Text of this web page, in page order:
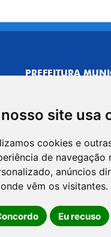
site usa
cookies e
de
anúncios
vêm os visitantes.
Eu recuso
PREFEITURA
CENTRO
R. Joaquim das
Telefone: 4164-5500
GABINETE DO
R. Joaquim das
CEP: 06310-030,